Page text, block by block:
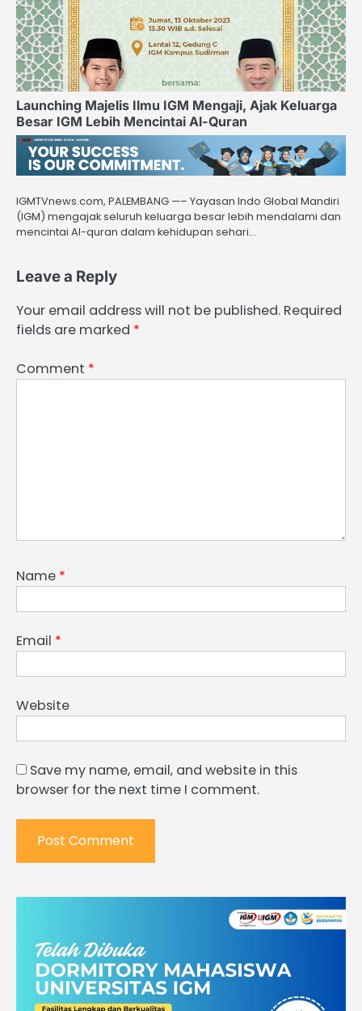
Launching Majelis Ilmu IGM Mengaji, Ajak Keluarga
Besar IGM Lebih Mencintai Al-Quran
IGMTVnews.com, PALEMBANG —– Yayasan Indo Global Mandiri
(IGM) mengajak seluruh keluarga besar lebih mendalami dan
mencintai Al-quran dalam kehidupan sehari…
Leave a Reply
Your email address will not be published. Required
fields are marked *
Comment *
Name *
Email *
Website
Save my name, email, and website in this
browser for the next time I comment.